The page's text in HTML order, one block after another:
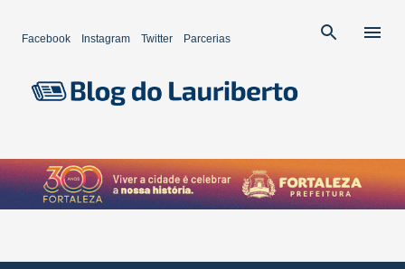
Facebook Instagram Twitter Parcerias